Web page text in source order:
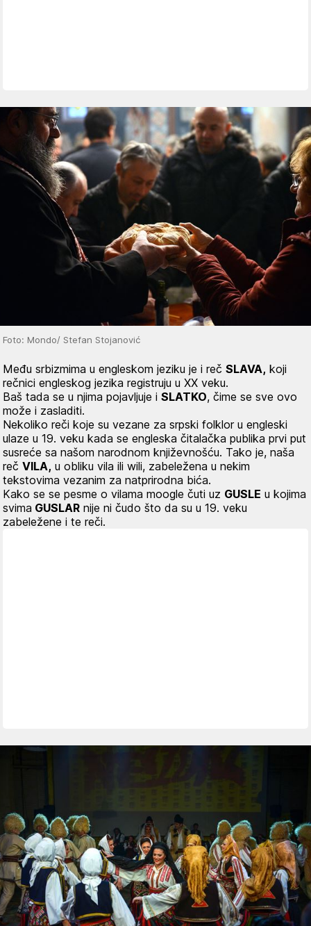
Foto: Mondo/ Stefan Stojanović
Među srbizmima u engleskom jeziku je i reč SLAVA, koji
rečnici engleskog jezika registruju u XX veku.
Baš tada se u njima pojavljuje i SLATKO, čime se sve ovo
može i zasladiti.
Nekoliko reči koje su vezane za srpski folklor u engleski
ulaze u 19. veku kada se engleska čitalačka publika prvi put
susreće sa našom narodnom književnošću. Tako je, naša
reč VILA, u obliku vila ili wili, zabeležena u nekim
tekstovima vezanim za natprirodna bića.
Kako se se pesme o vilama moogle čuti uz GUSLE u kojima
svima GUSLAR nije ni čudo što da su u 19. veku
zabeležene i te reči.